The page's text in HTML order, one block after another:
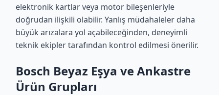
elektronik kartlar veya motor bileşenleriyle
doğrudan ilişkili olabilir. Yanlış müdahaleler daha
büyük arızalara yol açabileceğinden, deneyimli
teknik ekipler tarafından kontrol edilmesi önerilir.
Bosch Beyaz Eşya ve Ankastre
Ürün Grupları